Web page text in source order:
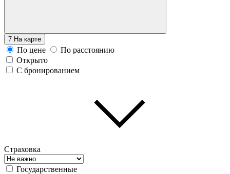
7 На карте
По цене
По расстоянию
Открыто
С бронированием
Страховка
Государственные